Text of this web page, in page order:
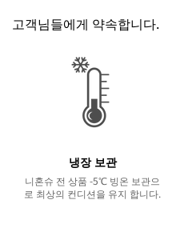
고객님들에게 약속합니다.
냉장 보관
니혼슈 전 상품 -5℃ 빙온 보관으
로 최상의 컨디션을 유지 합니다.